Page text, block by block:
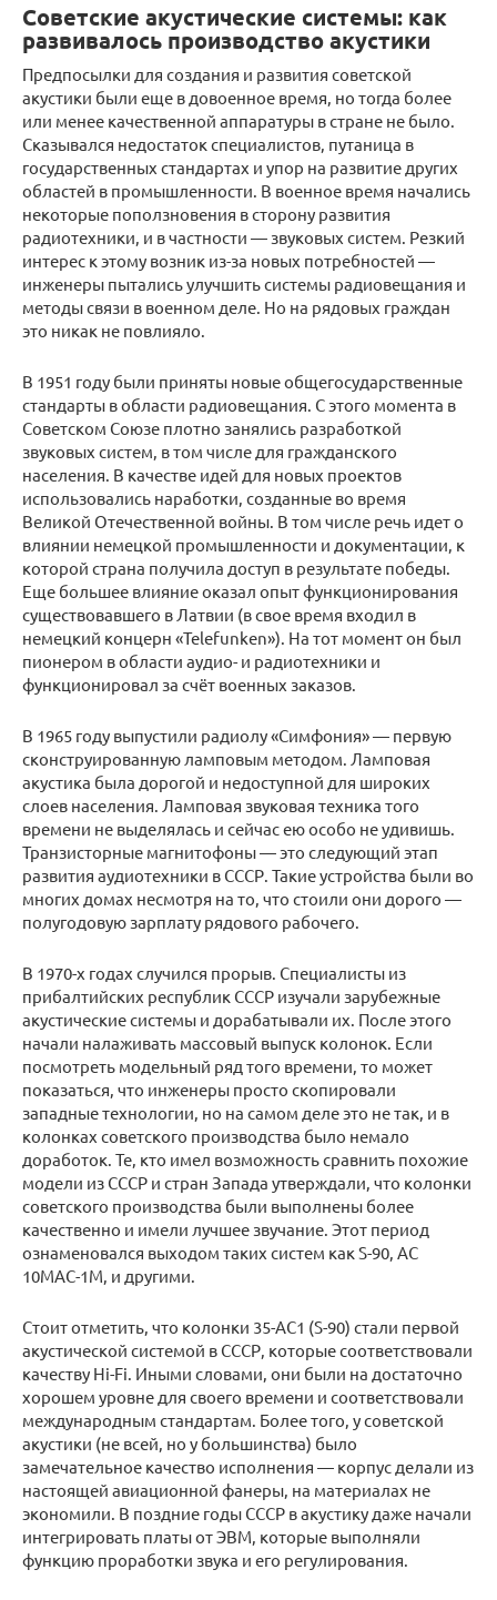
Советские акустические системы: как
развивалось производство акустики
Предпосылки для создания и развития советской
акустики были еще в довоенное время, но тогда более
или менее качественной аппаратуры в стране не было.
Сказывался недостаток специалистов, путаница в
государственных стандартах и упор на развитие других
областей в промышленности. В военное время начались
некоторые поползновения в сторону развития
радиотехники, и в частности — звуковых систем. Резкий
интерес к этому возник из-за новых потребностей —
инженеры пытались улучшить системы радиовещания и
методы связи в военном деле. Но на рядовых граждан
это никак не повлияло.
В 1951 году были приняты новые общегосударственные
стандарты в области радиовещания. С этого момента в
Советском Союзе плотно занялись разработкой
звуковых систем, в том числе для гражданского
населения. В качестве идей для новых проектов
использовались наработки, созданные во время
Великой Отечественной войны. В том числе речь идет о
влиянии немецкой промышленности и документации, к
которой страна получила доступ в результате победы.
Еще большее влияние оказал опыт функционирования
существовавшего в Латвии (в свое время входил в
немецкий концерн «Telefunken»). На тот момент он был
пионером в области аудио- и радиотехники и
функционировал за счёт военных заказов.
В 1965 году выпустили радиолу «Симфония» — первую
сконструированную ламповым методом. Ламповая
акустика была дорогой и недоступной для широких
слоев населения. Ламповая звуковая техника того
времени не выделялась и сейчас ею особо не удивишь.
Транзисторные магнитофоны — это следующий этап
развития аудиотехники в СССР. Такие устройства были во
многих домах несмотря на то, что стоили они дорого —
полугодовую зарплату рядового рабочего.
В 1970-х годах случился прорыв. Специалисты из
прибалтийских республик СССР изучали зарубежные
акустические системы и дорабатывали их. После этого
начали налаживать массовый выпуск колонок. Если
посмотреть модельный ряд того времени, то может
показаться, что инженеры просто скопировали
западные технологии, но на самом деле это не так, и в
колонках советского производства было немало
доработок. Те, кто имел возможность сравнить похожие
модели из СССР и стран Запада утверждали, что колонки
советского производства были выполнены более
качественно и имели лучшее звучание. Этот период
ознаменовался выходом таких систем как S-90, АС
10МАС-1М, и другими.
Стоит отметить, что колонки 35-AC1 (S-90) стали первой
акустической системой в СССР, которые соответствовали
качеству Hi-Fi. Иными словами, они были на достаточно
хорошем уровне для своего времени и соответствовали
международным стандартам. Более того, у советской
акустики (не всей, но у большинства) было
замечательное качество исполнения — корпус делали из
настоящей авиационной фанеры, на материалах не
экономили. В поздние годы СССР в акустику даже начали
интегрировать платы от ЭВМ, которые выполняли
функцию проработки звука и его регулирования.